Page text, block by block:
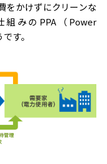
をかけずにクリーンな
みのPPA（Power
す。